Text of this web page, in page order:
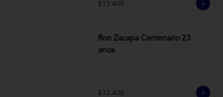
$13.400
Ron Zacapa Centenario 23
anos
$13.400